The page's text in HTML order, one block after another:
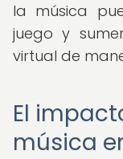
la música
juego y
virtual de
El
música